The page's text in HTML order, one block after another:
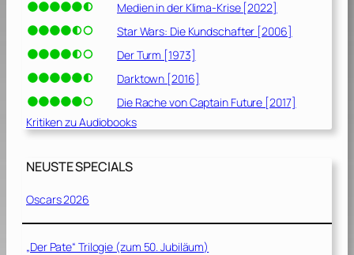
Medien in der Klima-Krise [2022]
Star Wars: Die Kundschafter [2006]
Der Turm [1973]
Darktown [2016]
Die Rache von Captain Future [2017]
Kritiken zu Audiobooks
NEUSTE SPECIALS
Oscars 2026
„Der Pate“ Trilogie (zum 50. Jubiläum)